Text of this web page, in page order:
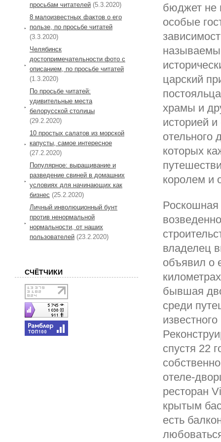
бюджет не
особые
царский
храмы и
историей
отельного
которых
королем и
Роскошная
владелец
объявил о
бывшая
среди
спустя 22
отеле-
ресторан
крытым
есть
просьбам читателей (5.3.2020)
8 малоизвестных фактов о его
пользе, по просьбе читатей
(3.3.2020)
Челябинск
достопримечательности фото с
описанием, по просьбе читатей
(1.3.2020)
По просьбе читатей:
удивительные места
белорусской столицы
(29.2.2020)
10 простых салатов из морской
капусты, самое интересное
(27.2.2020)
Популярное: выращивание и
разведение свиней в домашних
условиях для начинающих как
бизнес (25.2.2020)
Личный инволюционный бунт
против ненормальной
нормальности, от наших
пользователей (23.2.2020)
СЧЁТЧИКИ